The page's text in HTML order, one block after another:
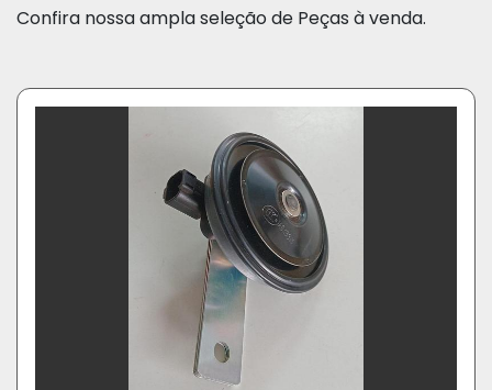
Confira nossa ampla seleção de Peças à venda.